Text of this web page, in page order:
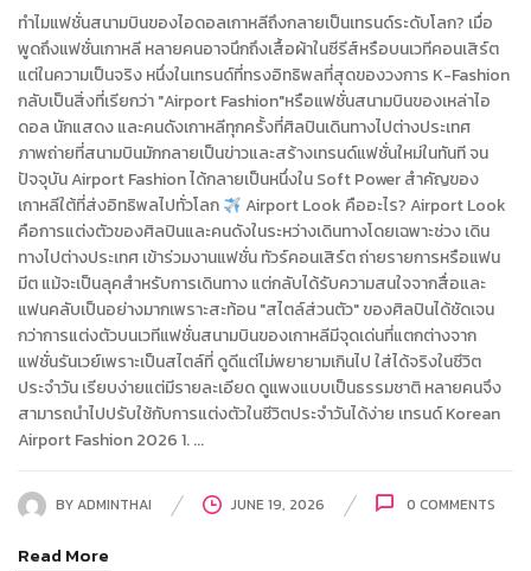
ทำไมแฟชั่นสนามบินของไอดอลเกาหลีถึงกลายเป็นเทรนด์ระดับโลก? เมื่อ
พูดถึงแฟชั่นเกาหลี หลายคนอาจนึกถึงเสื้อผ้าในซีรีส์หรือบนเวทีคอนเสิร์ต
แต่ในความเป็นจริง หนึ่งในเทรนด์ที่ทรงอิทธิพลที่สุดของวงการ K-Fashion
กลับเป็นสิ่งที่เรียกว่า "Airport Fashion"หรือแฟชั่นสนามบินของเหล่าไอ
ดอล นักแสดง และคนดังเกาหลีทุกครั้งที่ศิลปินเดินทางไปต่างประเทศ
ภาพถ่ายที่สนามบินมักกลายเป็นข่าวและสร้างเทรนด์แฟชั่นใหม่ในทันที จน
ปัจจุบัน Airport Fashion ได้กลายเป็นหนึ่งใน Soft Power สำคัญของ
เกาหลีใต้ที่ส่งอิทธิพลไปทั่วโลก
Airport Look คืออะไร? Airport Look
คือการแต่งตัวของศิลปินและคนดังในระหว่างเดินทางโดยเฉพาะช่วง เดิน
ทางไปต่างประเทศ เข้าร่วมงานแฟชั่น ทัวร์คอนเสิร์ต ถ่ายรายการหรือแฟน
มีต แม้จะเป็นลุคสำหรับการเดินทาง แต่กลับได้รับความสนใจจากสื่อและ
แฟนคลับเป็นอย่างมากเพราะสะท้อน "สไตล์ส่วนตัว" ของศิลปินได้ชัดเจน
กว่าการแต่งตัวบนเวทีแฟชั่นสนามบินของเกาหลีมีจุดเด่นที่แตกต่างจาก
แฟชั่นรันเวย์เพราะเป็นสไตล์ที่ ดูดีแต่ไม่พยายามเกินไป ใส่ได้จริงในชีวิต
ประจำวัน เรียบง่ายแต่มีรายละเอียด ดูแพงแบบเป็นธรรมชาติ หลายคนจึง
สามารถนำไปปรับใช้กับการแต่งตัวในชีวิตประจำวันได้ง่าย เทรนด์ Korean
Airport Fashion 2026 1. ...
BYADMINTHAI JUNE 19, 2026 0 COMMENTS
Read More